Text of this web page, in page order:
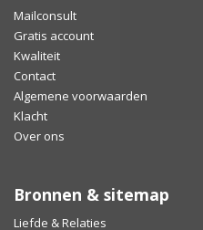
Mailconsult
Gratis account
Kwaliteit
Contact
Algemene voorwaarden
Klacht
Over ons
Bronnen & sitemap
Liefde & Relaties